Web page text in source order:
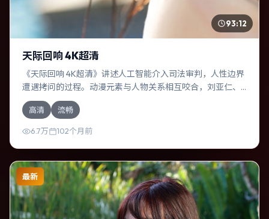
93:12
天际回响 4K超清
《天际回响 4K超清》讲述人工智能介入司法审判，人性边界
遭遇拷问的过程。动漫元素与人物关系相互咬合，刘亚仁、
河正宇的对手戏尤为出彩。导演维伦纽瓦善于在长镜头中积
蓄张力，本片亦在中国大陆实地取景，增强真实质感。
高清 流畅
6.7万 102个月前
最新